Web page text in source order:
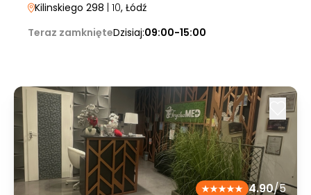
Kilinskiego 298 | 10, Łódź
Teraz zamknięteDzisiaj:09:00-15:00
4.90/5